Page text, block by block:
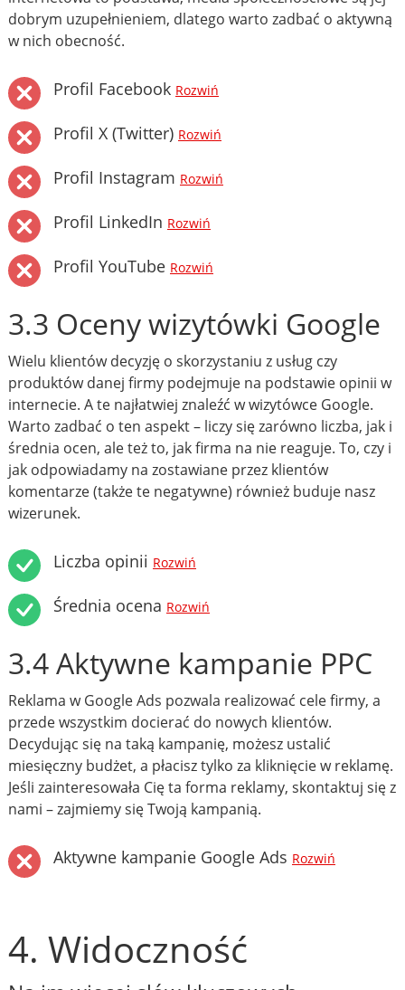
dobrym uzupełnieniem, dlatego warto zadbać o aktywną
w nich obecność.
Profil Facebook Rozwiń
Profil X (Twitter) Rozwiń
Profil Instagram Rozwiń
Profil LinkedIn Rozwiń
Profil YouTube Rozwiń
3.3 Oceny wizytówki Google
Wielu klientów decyzję o skorzystaniu z usług czy
produktów danej firmy podejmuje na podstawie opinii w
internecie. A te najłatwiej znaleźć w wizytówce Google.
Warto zadbać o ten aspekt – liczy się zarówno liczba, jak i
średnia ocen, ale też to, jak firma na nie reaguje. To, czy i
jak odpowiadamy na zostawiane przez klientów
komentarze (także te negatywne) również buduje nasz
wizerunek.
Liczba opinii Rozwiń
Średnia ocena Rozwiń
3.4 Aktywne kampanie PPC
Reklama w Google Ads pozwala realizować cele firmy, a
przede wszystkim docierać do nowych klientów.
Decydując się na taką kampanię, możesz ustalić
miesięczny budżet, a płacisz tylko za kliknięcie w reklamę.
Jeśli zainteresowała Cię ta forma reklamy, skontaktuj się z
nami – zajmiemy się Twoją kampanią.
Aktywne kampanie Google Ads Rozwiń
4. Widoczność